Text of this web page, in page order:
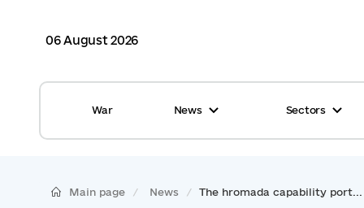
06 August 2026
War News
Glossary
Sectors
Healthcare
Main page News The hromada capability port...